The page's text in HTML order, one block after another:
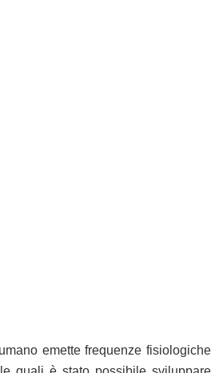
emette frequenze fisiologiche